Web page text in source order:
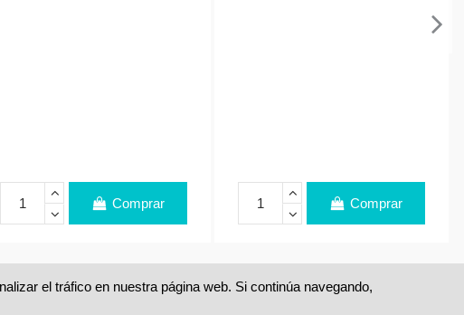
Comprar Comprar
el tráfico en nuestra página web. Si continúa navegando,